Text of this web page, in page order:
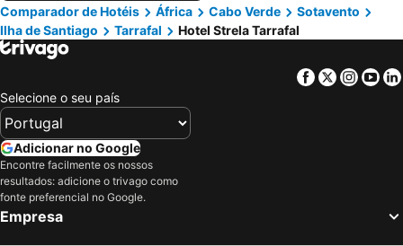
Comparador de Hotéis
África Cabo Verde
Sotavento
Ilha de Santiago
Tarrafal Hotel Strela Tarrafal
Facebook
Twitter
Selecione o seu país
Adicionar no Google
Encontre facilmente os nossos
resultados: adicione o trivago como
fonte preferencial no Google.
Empresa